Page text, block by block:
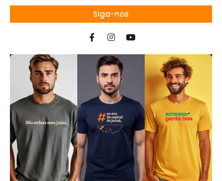
Siga-nos